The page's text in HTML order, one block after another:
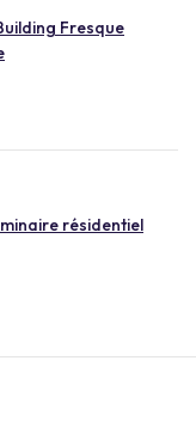
Fresque
résidentiel